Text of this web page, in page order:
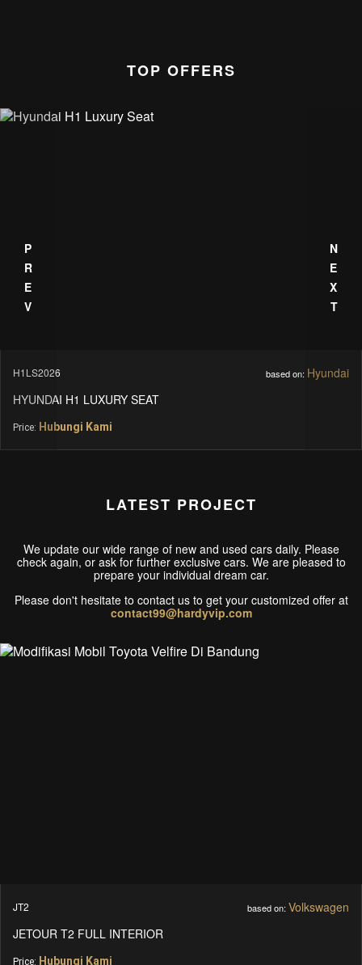
TOP OFFERS
Hyundai
H1 LUXURY SEAT
Kami
PREV NEXT
LATEST PROJECT
We update our wide range of new and used cars daily. Please
check again, or ask for further exclusive cars. We are pleased to
prepare your individual dream car.
Please don't hesitate to contact us to get your customized offer at
contact99@hardyvip.com
JT2 based on: Volkswagen
JETOUR T2 FULL INTERIOR
Price: Hubungi Kami